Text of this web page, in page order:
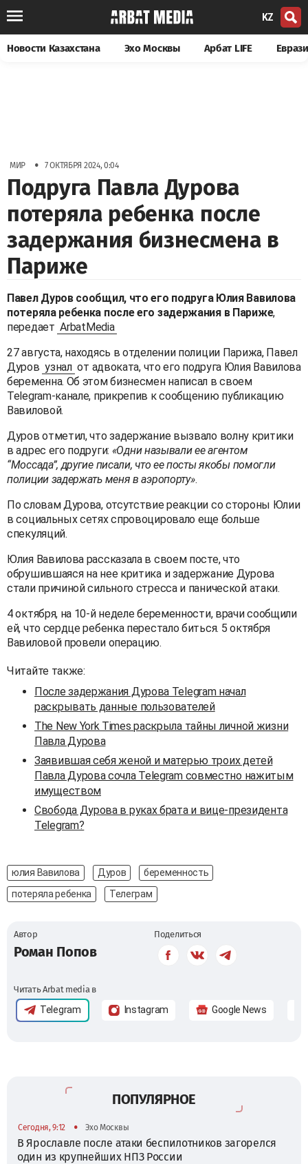
KZ
Новости Казахстана Эхо Москвы Арбат LIFE
МИР • 7 ОКТЯБРЯ 2024, 0:04
Подруга Павла Дурова
потеряла ребенка после
задержания бизнесмена в
Париже
Павел Дуров сообщил, что его подруга Юлия Вавилова
потеряла ребенка после его задержания в Париже,
передает ArbatMedia
27 августа, находясь в отделении полиции Парижа, Павел
Дуров узнал от адвоката, что его подруга Юлия Вавилова
беременна. Об этом бизнесмен написал в своем
Telegram-канале, прикрепив к сообщению публикацию
Вавиловой.
Дуров отметил, что задержание вызвало волну критики
в адрес его подруги: «Одни называли ее агентом
“Моссада”, другие писали, что ее посты якобы помогли
полиции задержать меня в аэропорту».
По словам Дурова, отсутствие реакции со стороны Юлии
в социальных сетях спровоцировало еще больше
спекуляций.
Юлия Вавилова рассказала в своем посте, что
обрушившаяся на нее критика и задержание Дурова
стали причиной сильного стресса и панической атаки.
4 октября, на 10-й неделе беременности, врачи сообщили
ей, что сердце ребенка перестало биться. 5 октября
Вавиловой провели операцию.
Читайте также:
После задержания Дурова Telegram начал
раскрывать данные пользователей
The New York Times раскрыла тайны личной жизни
Павла Дурова
Заявившая себя женой и матерью троих детей
Павла Дурова сочла Telegram совместно нажитым
имуществом
Свобода Дурова в руках брата и вице-президента
Telegram?
юлия Вавилова Дуров
беременность
потеряла ребенка
Телеграм
Автор
Роман Попов
Поделиться
Читать Arbat media в
Telegram Instagram Google News
ПОПУЛЯРНОЕ
Сегодня, 9:12 • Эхо Москвы
В Ярославле после атаки беспилотников загорелся
один из крупнейших НПЗ России